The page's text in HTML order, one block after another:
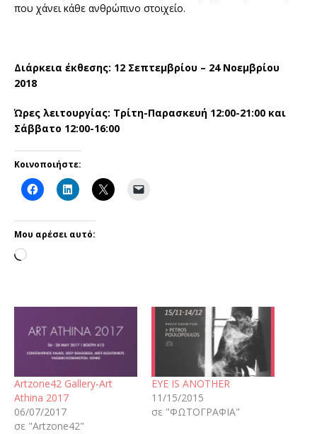
που χάνει κάθε ανθρώπινο στοιχείο.
Διάρκεια έκθεσης: 12 Σεπτεμβρίου – 24 Νοεμβρίου
2018
Ώρες λειτουργίας: Τρίτη-Παρασκευή 12:00-21:00 και
Σάββατο 12:00-16:00
Κοινοποιήστε:
Μου αρέσει αυτό:
Artzone42 Gallery-Art
Athina 2017
06/07/2017
σε "Artzone42"
EYE IS ANOTHER
11/15/2015
σε "ΦΩΤΟΓΡΑΦΙΑ"